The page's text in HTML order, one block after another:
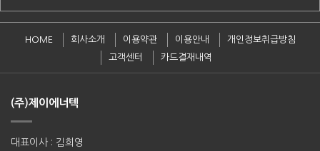
HOME 회사소개 이용약관 이용안내
개인정보취급방침
고객센터
카드결재내역
(주)제이에너텍
대표이사 : 김희영